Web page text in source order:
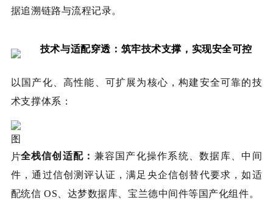
据追溯链路与流程记录。
技术与适配穿透：筑牢技术支撑，实现安全可控
以国产化、高性能、可扩展为核心，构建安全可靠的技
术支撑体系：
全栈信创适配： 兼容国产化操作系统、数据库、中间
件，通过信创测评认证，满足央企信创替代要求，如适
配统信 OS、达梦数据库、宝兰德中间件等国产化组件。